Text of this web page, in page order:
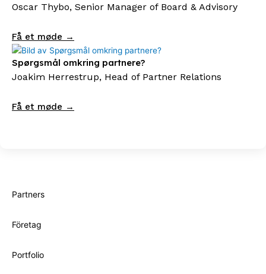
Oscar Thybo, Senior Manager of Board & Advisory
Få et møde →
Spørgsmål omkring partnere?
Joakim Herrestrup, Head of Partner Relations
Få et møde →
Partners
Företag
Portfolio